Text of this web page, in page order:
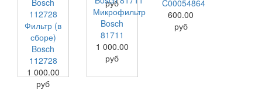
руб
C00054864
600.00
руб
Фильтр (в
сборе)
Bosch
112728
1 000.00
руб
Микрофильтр
Bosch
81711
1 000.00
руб